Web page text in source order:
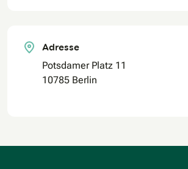
Adresse
Potsdamer Platz 11
10785 Berlin